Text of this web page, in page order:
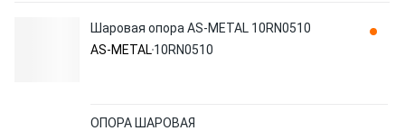
Шаровая опора AS-METAL 10RN0510
AS-METAL10RN0510
ОПОРА ШАРОВАЯ